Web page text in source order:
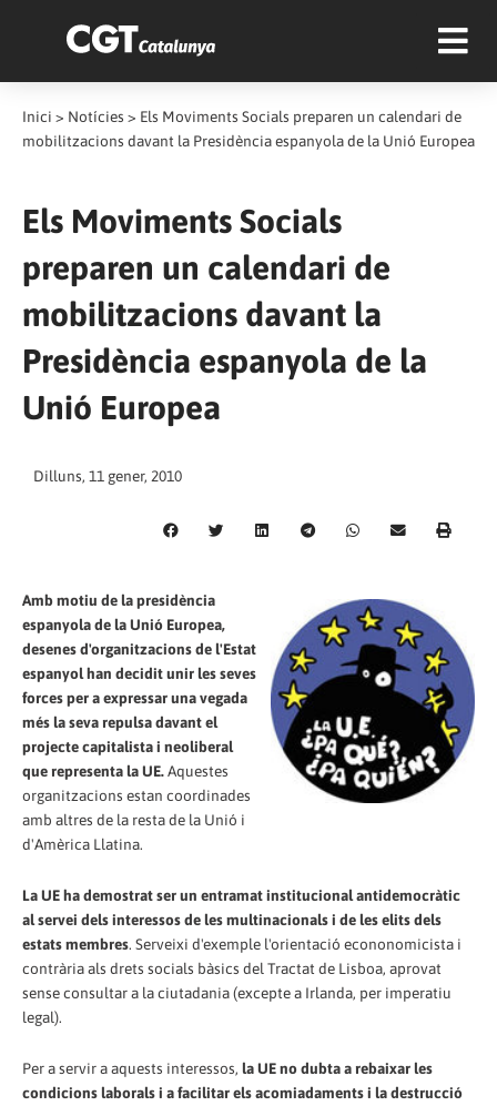
Inici > Notícies > Els Moviments Socials preparen un calendari de
mobilitzacions davant la Presidència espanyola de la Unió Europea
Els Moviments Socials
preparen un calendari de
mobilitzacions davant la
Presidència espanyola de la
Unió Europea
Dilluns, 11 gener, 2010
Amb motiu de la presidència
espanyola de la Unió Europea,
desenes d'organitzacions de l'Estat
espanyol han decidit unir les seves
forces per a expressar una vegada
més la seva repulsa davant el
projecte capitalista i neoliberal
que representa la UE.Aquestes
organitzacions estan coordinades
amb altres de la resta de la Unió i
d'Amèrica Llatina.
La UE ha demostrat ser un entramat institucional antidemocràtic
al servei dels interessos de les multinacionals i de les elits dels
estats membres. Serveixi d'exemple l'orientació econonomicista i
contrària als drets socials bàsics del Tractat de Lisboa, aprovat
sense consultar a la ciutadania (excepte a Irlanda, per imperatiu
legal).
Per a servir a aquests interessos, la UE no dubta a rebaixar les
condicions laborals i a facilitar els acomiadaments i la destrucció